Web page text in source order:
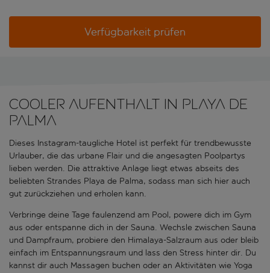
Verfügbarkeit prüfen
Cooler Aufenthalt in Playa de
Palma
Dieses Instagram-taugliche Hotel ist perfekt für trendbewusste
Urlauber, die das urbane Flair und die angesagten Poolpartys
lieben werden. Die attraktive Anlage liegt etwas abseits des
beliebten Strandes Playa de Palma, sodass man sich hier auch
gut zurückziehen und erholen kann.
Verbringe deine Tage faulenzend am Pool, powere dich im Gym
aus oder entspanne dich in der Sauna. Wechsle zwischen Sauna
und Dampfraum, probiere den Himalaya-Salzraum aus oder bleib
einfach im Entspannungsraum und lass den Stress hinter dir. Du
kannst dir auch Massagen buchen oder an Aktivitäten wie Yoga